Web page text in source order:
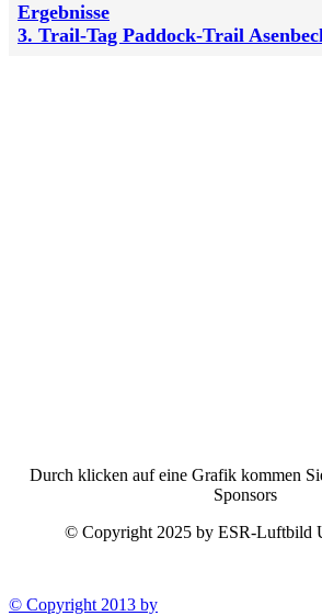
Ergebnisse
3. Trail-Tag Paddock-Trail
Durch klicken auf eine Grafik kommen
Sponsors
© Copyright 2025 by ESR-Luftbild
© Copyright 2013 by